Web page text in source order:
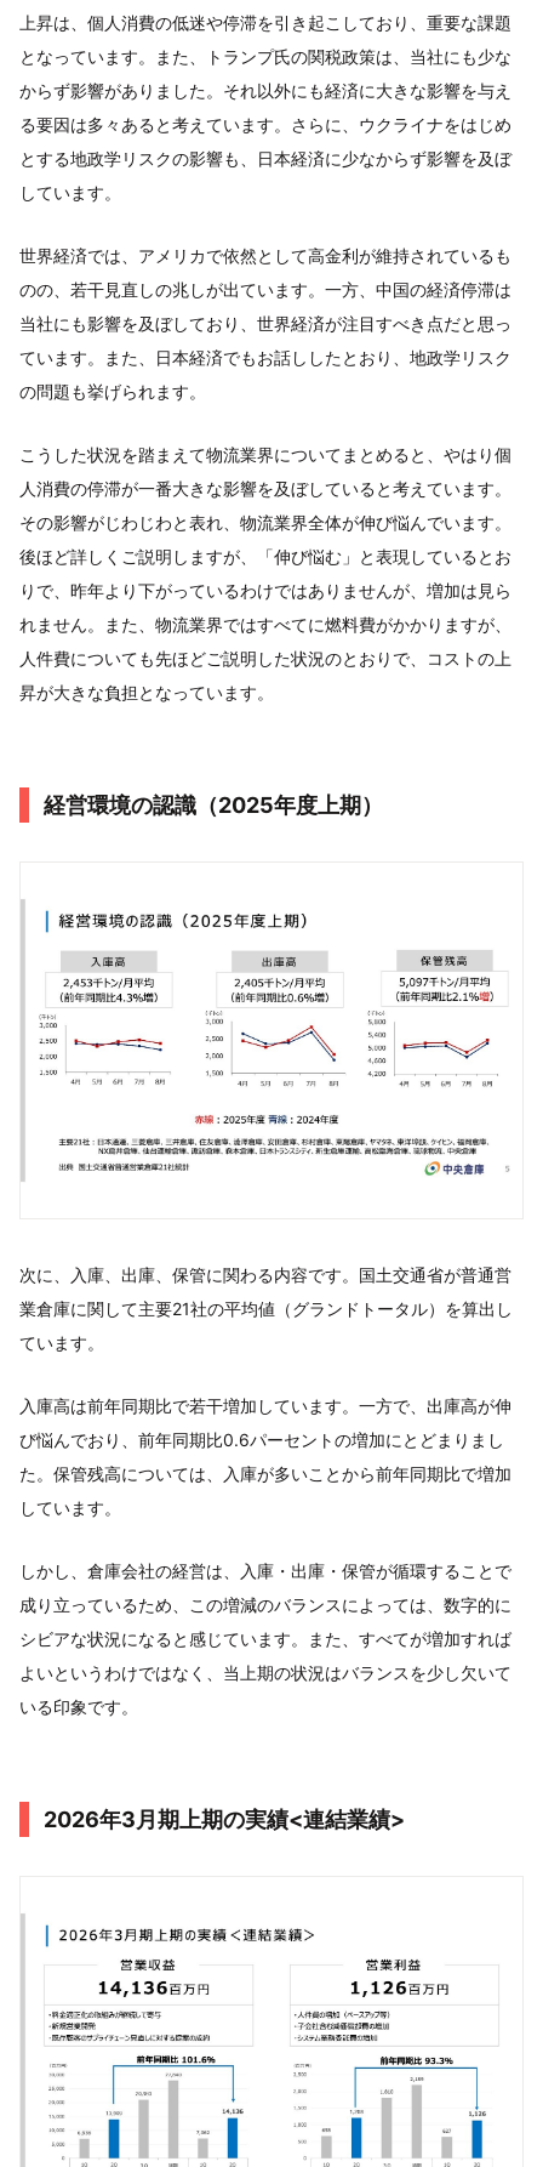
上昇は、個人消費の低迷や停滞を引き起こしており、重要な課題
となっています。また、トランプ氏の関税政策は、当社にも少な
からず影響がありました。それ以外にも経済に大きな影響を与え
る要因は多々あると考えています。さらに、ウクライナをはじめ
とする地政学リスクの影響も、日本経済に少なからず影響を及ぼ
しています。
世界経済では、アメリカで依然として高金利が維持されているも
のの、若干見直しの兆しが出ています。一方、中国の経済停滞は
当社にも影響を及ぼしており、世界経済が注目すべき点だと思っ
ています。また、日本経済でもお話ししたとおり、地政学リスク
の問題も挙げられます。
こうした状況を踏まえて物流業界についてまとめると、やはり個
人消費の停滞が一番大きな影響を及ぼしていると考えています。
その影響がじわじわと表れ、物流業界全体が伸び悩んでいます。
後ほど詳しくご説明しますが、「伸び悩む」と表現しているとお
りで、昨年より下がっているわけではありませんが、増加は見ら
れません。また、物流業界ではすべてに燃料費がかかりますが、
人件費についても先ほどご説明した状況のとおりで、コストの上
昇が大きな負担となっています。
経営環境の認識（2025年度上期）
次に、入庫、出庫、保管に関わる内容です。国土交通省が普通営
業倉庫に関して主要21社の平均値（グランドトータル）を算出し
ています。
入庫高は前年同期比で若干増加しています。一方で、出庫高が伸
び悩んでおり、前年同期比0.6パーセントの増加にとどまりまし
た。保管残高については、入庫が多いことから前年同期比で増加
しています。
しかし、倉庫会社の経営は、入庫・出庫・保管が循環することで
成り立っているため、この増減のバランスによっては、数字的に
シビアな状況になると感じています。また、すべてが増加すれば
よいというわけではなく、当上期の状況はバランスを少し欠いて
いる印象です。
2026年3月期上期の実績<連結業績>